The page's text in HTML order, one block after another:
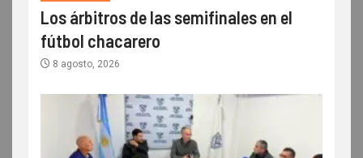
Los árbitros de las semifinales en el
fútbol chacarero
8 agosto, 2026